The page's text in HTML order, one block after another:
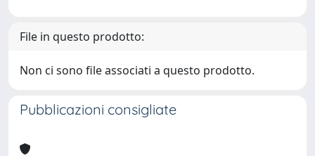
File in questo prodotto:
Non ci sono file associati a questo prodotto.
Pubblicazioni consigliate